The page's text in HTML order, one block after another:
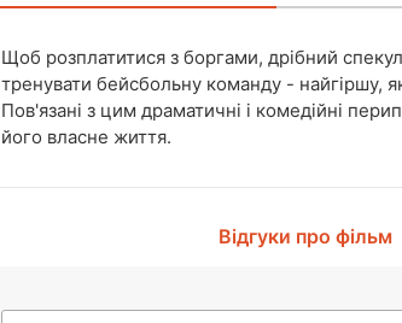
Щоб розплатитися з боргами, дрібний
тренувати бейсбольну команду - найгіршу,
Пов'язані з цим драматичні і комедійні
його власне життя.
Відгуки про фільм